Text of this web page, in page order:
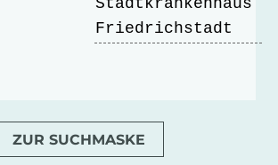
Stadtkrankenhaus
Friedrichstadt
ZUR SUCHMASKE